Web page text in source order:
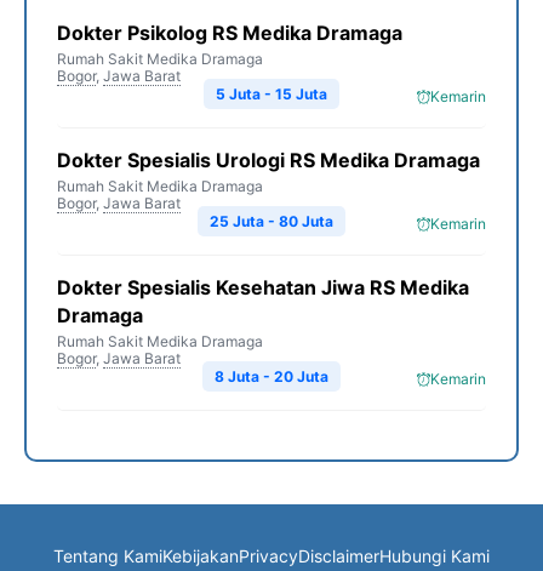
Dokter Psikolog RS Medika Dramaga
Rumah Sakit Medika Dramaga
Bogor, Jawa Barat
Kemarin
5 Juta - 15 Juta
Dokter Spesialis Urologi RS Medika Dramaga
Rumah Sakit Medika Dramaga
Bogor, Jawa Barat
Kemarin
25 Juta - 80 Juta
Dokter Spesialis Kesehatan Jiwa RS Medika
Dramaga
Rumah Sakit Medika Dramaga
Bogor, Jawa Barat
Kemarin
8 Juta - 20 Juta
Tentang KamiKebijakanPrivacyDisclaimerHubungi Kami